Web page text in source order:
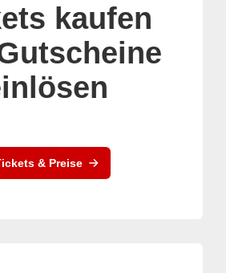
kaufen
& Preise